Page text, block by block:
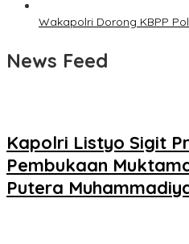
Wakapolri Dorong KBPP
News Feed
Kapolri Listyo Sigit
Pembukaan
Putera